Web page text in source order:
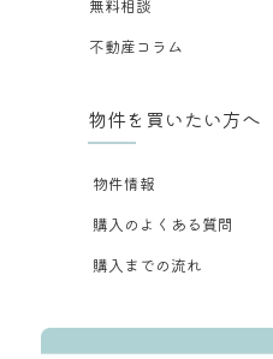
無料相談
不動産コラム
物件を買いたい方へ
物件情報
購入のよくある質問
購入までの流れ